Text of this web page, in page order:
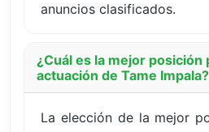
anuncios clasificados.
¿Cuál es la mejor posición
actuación de Tame Impala?
La elección de la mejor